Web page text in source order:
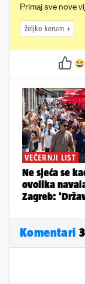
Primaj sve nove
željko kerum
Komentari 3